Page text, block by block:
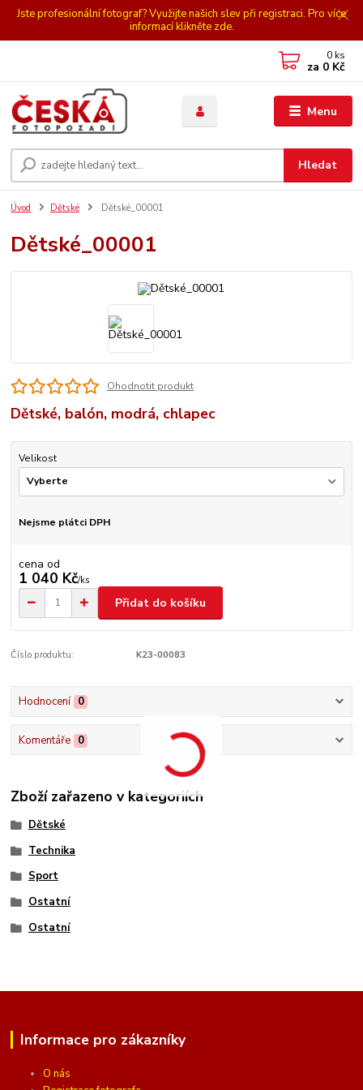
Jste profesionální fotograf? Využijte našich slev při registraci. Pro více
informací klikněte zde.
Menu
Hledat
0 ks
za 0 Kč
Úvod Dětské Dětské_00001
Dětské_00001
Ohodnotit produkt
Dětské, balón, modrá, chlapec
Velikost
Nejsme plátci DPH
cena od
1 040 Kč/ks
Přidat do košíku
Číslo produktu: K23-00083
Hodnocení 0
Komentáře 0
Zboží zařazeno v kategoriích
Dětské
Technika
Sport
Ostatní
Ostatní
Informace pro zákazníky
O nás